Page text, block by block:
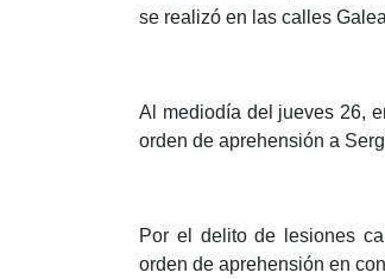
se realizó en las calles
Al mediodía del jueves 26,
orden de aprehensión a
Por el delito de lesiones
orden de aprehensión en